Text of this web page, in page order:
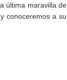
última maravilla de
conoceremos a su